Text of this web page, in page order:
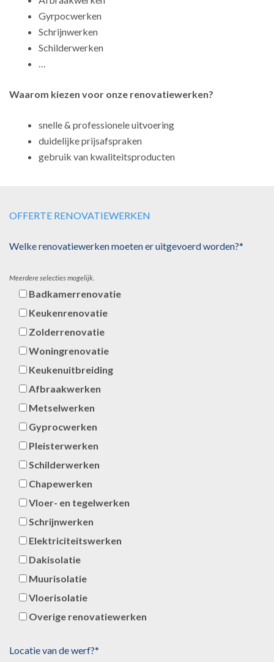
Gyrpocwerken
Schrijnwerken
Schilderwerken
…
Waarom kiezen voor onze renovatiewerken?
snelle & professionele uitvoering
duidelijke prijsafspraken
gebruik van kwaliteitsproducten
OFFERTE RENOVATIEWERKEN
Welke renovatiewerken moeten er uitgevoerd worden?*
Meerdere selecties mogelijk.
Badkamerrenovatie
Keukenrenovatie
Zolderrenovatie
Woningrenovatie
Keukenuitbreiding
Afbraakwerken
Metselwerken
Gyprocwerken
Pleisterwerken
Schilderwerken
Chapewerken
Vloer- en tegelwerken
Schrijnwerken
Elektriciteitswerken
Dakisolatie
Muurisolatie
Vloerisolatie
Overige renovatiewerken
Locatie van de werf?*